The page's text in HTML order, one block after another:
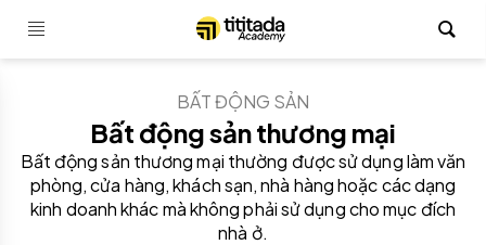
BẤT ĐỘNG SẢN
Bất động sản thương mại
Bất động sản thương mại thường được sử dụng làm văn
phòng, cửa hàng, khách sạn, nhà hàng hoặc các dạng
kinh doanh khác mà không phải sử dụng cho mục đích
nhà ở.